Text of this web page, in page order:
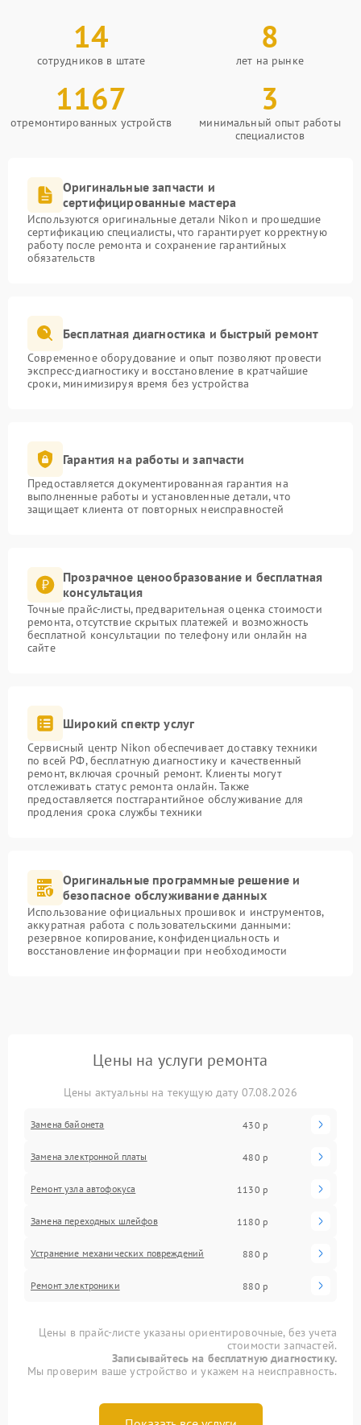
14
сотрудников в штате
8
лет на рынке
1167
отремонтированных устройств
3
минимальный опыт работы
специалистов
Оригинальные запчасти и
сертифицированные мастера
Используются оригинальные детали Nikon и прошедшие
сертификацию специалисты, что гарантирует корректную
работу после ремонта и сохранение гарантийных
обязательств
Бесплатная диагностика и быстрый ремонт
Современное оборудование и опыт позволяют провести
экспресс-диагностику и восстановление в кратчайшие
сроки, минимизируя время без устройства
Гарантия на работы и запчасти
Предоставляется документированная гарантия на
выполненные работы и установленные детали, что
защищает клиента от повторных неисправностей
Прозрачное ценообразование и бесплатная
консультация
Точные прайс-листы, предварительная оценка стоимости
ремонта, отсутствие скрытых платежей и возможность
бесплатной консультации по телефону или онлайн на
сайте
Широкий спектр услуг
Сервисный центр Nikon обеспечивает доставку техники
по всей РФ, бесплатную диагностику и качественный
ремонт, включая срочный ремонт. Клиенты могут
отслеживать статус ремонта онлайн. Также
предоставляется постгарантийное обслуживание для
продления срока службы техники
Оригинальные программные решение и
безопасное обслуживание данных
Использование официальных прошивок и инструментов,
аккуратная работа с пользовательскими данными:
резервное копирование, конфиденциальность и
восстановление информации при необходимости
Цены на услуги ремонта
Цены актуальны на текущую дату 07.08.2026
Замена байонета 430 р
Замена электронной платы 480 р
Ремонт узла автофокуса 1130 р
Замена переходных шлейфов 1180 р
Устранение механических повреждений 880 р
Ремонт электроники 880 р
Цены в прайс-листе указаны ориентировочные, без учета
стоимости запчастей.
Записывайтесь на бесплатную диагностику.
Мы проверим ваше устройство и укажем на неисправность.